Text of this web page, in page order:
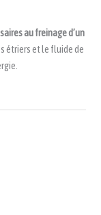
au freinage d’un
étriers et le fluide de